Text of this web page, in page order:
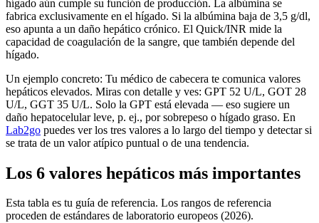
hígado aún cumple su función de producción. La albúmina se
fabrica exclusivamente en el hígado. Si la albúmina baja de 3,5 g/dl,
eso apunta a un daño hepático crónico. El Quick/INR mide la
capacidad de coagulación de la sangre, que también depende del
hígado.
Un ejemplo concreto: Tu médico de cabecera te comunica valores
hepáticos elevados. Miras con detalle y ves: GPT 52 U/L, GOT 28
U/L, GGT 35 U/L. Solo la GPT está elevada — eso sugiere un
daño hepatocelular leve, p. ej., por sobrepeso o hígado graso. En
Lab2go puedes ver los tres valores a lo largo del tiempo y detectar si
se trata de un valor atípico puntual o de una tendencia.
Los 6 valores hepáticos más importantes
Esta tabla es tu guía de referencia. Los rangos de referencia
proceden de estándares de laboratorio europeos (2026).